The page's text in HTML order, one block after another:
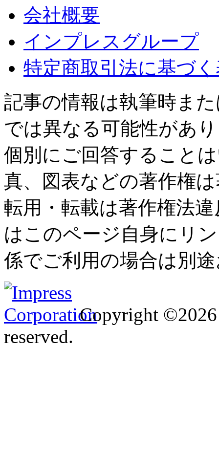
会社概要
インプレスグループ
特定商取引法に基づ
記事の情報は執筆時ま
では異なる可能性があ
個別にご回答すること
真、図表などの著作権
転用・転載は著作権法
はこのページ自身にリ
係でご利用の場合は別
Copyright
reserved.